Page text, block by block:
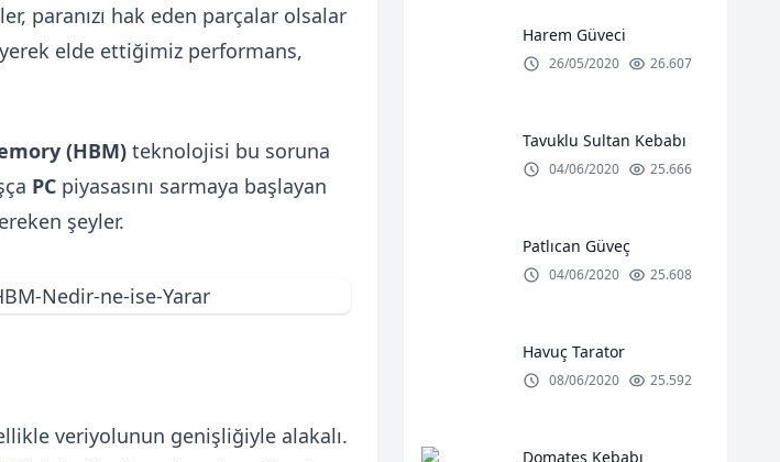
paranızı hak eden parçalar olsalar
elde ettiğimiz performans,
(HBM) teknolojisi bu soruna
PC piyasasını sarmaya başlayan
şeyler.
veriyolunun genişliğiyle alakalı.
Harem Güveci
26/05/2020 26.607
Tavuklu Sultan Kebabı
04/06/2020 25.666
Patlıcan Güveç
04/06/2020 25.608
Havuç Tarator
08/06/2020 25.592
Domates Kebabı